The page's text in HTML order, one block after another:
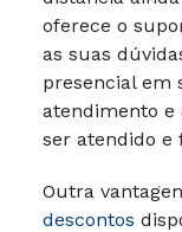
oferece o
as suas
presencial em
atendimento e
ser atendido e
Outra
descontos